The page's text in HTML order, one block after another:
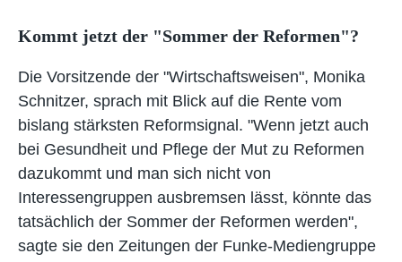
Kommt jetzt der "Sommer der Reformen"?
Die Vorsitzende der "Wirtschaftsweisen", Monika
Schnitzer, sprach mit Blick auf die Rente vom
bislang stärksten Reformsignal. "Wenn jetzt auch
bei Gesundheit und Pflege der Mut zu Reformen
dazukommt und man sich nicht von
Interessengruppen ausbremsen lässt, könnte das
tatsächlich der Sommer der Reformen werden",
sagte sie den Zeitungen der Funke-Mediengruppe